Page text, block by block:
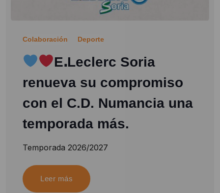
Colaboración Deporte
EꓸLeclerc Soria
renueva su compromiso
con el C.D. Numancia una
temporada más.
Temporada 2026/2027
Leer más